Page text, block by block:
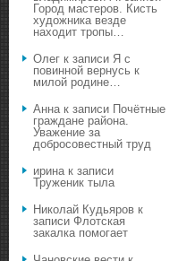
Город мастеров. Кисть
художника везде
находит тропы…
Олег к записи Я с
повинной вернусь к
милой родине…
Аннак записи Почётные
граждане района.
Уважение за
добросовестный труд
иринак записи
Труженик тыла
Николай Кудьяров к
записи Флотская
закалка помогает